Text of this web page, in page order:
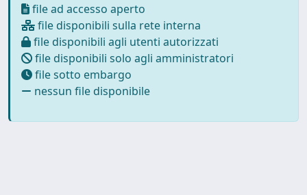
file ad accesso aperto
file disponibili sulla rete interna
file disponibili agli utenti autorizzati
file disponibili solo agli amministratori
file sotto embargo
nessun file disponibile